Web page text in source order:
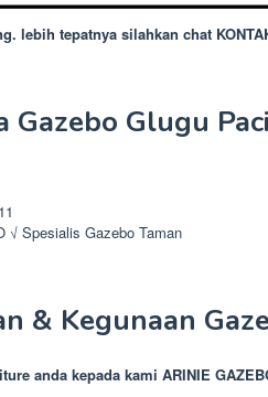
lebih tepatnya silahkan chat
Gazebo Glugu
√ Spesialis Gazebo Taman
& Kegunaan
anda kepada kami ARINIE